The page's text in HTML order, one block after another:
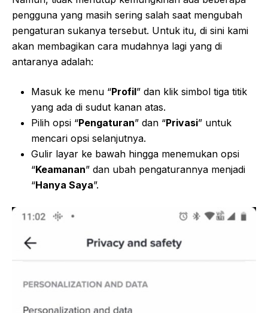
pengguna yang masih sering salah saat mengubah
pengaturan sukanya tersebut. Untuk itu, di sini kami
akan membagikan cara mudahnya lagi yang di
antaranya adalah:
Masuk ke menu “Profil” dan klik simbol tiga titik
yang ada di sudut kanan atas.
Pilih opsi “Pengaturan” dan “Privasi” untuk
mencari opsi selanjutnya.
Gulir layar ke bawah hingga menemukan opsi
“Keamanan” dan ubah pengaturannya menjadi
“Hanya Saya”.